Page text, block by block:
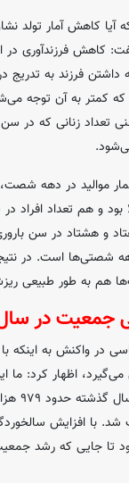
آیا کاهش آمار تولد
کاهش فرزندآوری
داشتن فرزند به
که کمتر به آن توجه
زنانی که در سن
موالید در دهه
بود و هم تعداد افراد
و هشتاد در سن
شصتی‌ها است. در
هم به طور طبیعی
جمعیت در
واکنش به اینکه با
اظهار کرد: ما
مستمر
ثبت شد. با افزایش
تا جایی که رشد